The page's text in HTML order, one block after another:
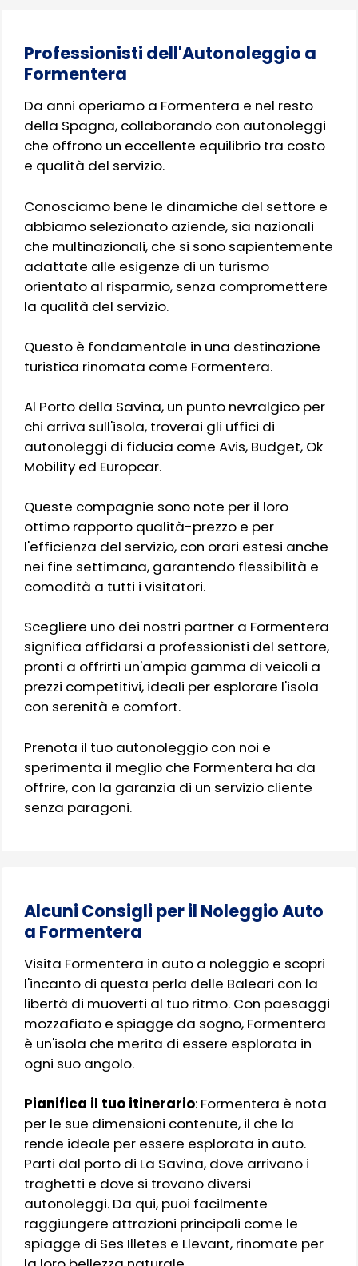
Professionisti dell'Autonoleggio a
Formentera
Da anni operiamo a Formentera e nel resto
della Spagna, collaborando con autonoleggi
che offrono un eccellente equilibrio tra costo
e qualità del servizio.
Conosciamo bene le dinamiche del settore e
abbiamo selezionato aziende, sia nazionali
che multinazionali, che si sono sapientemente
adattate alle esigenze di un turismo
orientato al risparmio, senza compromettere
la qualità del servizio.
Questo è fondamentale in una destinazione
turistica rinomata come Formentera.
Al Porto della Savina, un punto nevralgico per
chi arriva sull'isola, troverai gli uffici di
autonoleggi di fiducia come Avis, Budget, Ok
Mobility ed Europcar.
Queste compagnie sono note per il loro
ottimo rapporto qualità-prezzo e per
l'efficienza del servizio, con orari estesi anche
nei fine settimana, garantendo flessibilità e
comodità a tutti i visitatori.
Scegliere uno dei nostri partner a Formentera
significa affidarsi a professionisti del settore,
pronti a offrirti un'ampia gamma di veicoli a
prezzi competitivi, ideali per esplorare l'isola
con serenità e comfort.
Prenota il tuo autonoleggio con noi e
sperimenta il meglio che Formentera ha da
offrire, con la garanzia di un servizio cliente
senza paragoni.
Alcuni Consigli per il Noleggio Auto
a Formentera
Visita Formentera in auto a noleggio e scopri
l'incanto di questa perla delle Baleari con la
libertà di muoverti al tuo ritmo. Con paesaggi
mozzafiato e spiagge da sogno, Formentera
è un'isola che merita di essere esplorata in
ogni suo angolo.
Pianifica il tuo itinerario: Formentera è nota
per le sue dimensioni contenute, il che la
rende ideale per essere esplorata in auto.
Parti dal porto di La Savina, dove arrivano i
traghetti e dove si trovano diversi
autonoleggi. Da qui, puoi facilmente
raggiungere attrazioni principali come le
spiagge di Ses Illetes e Llevant, rinomate per